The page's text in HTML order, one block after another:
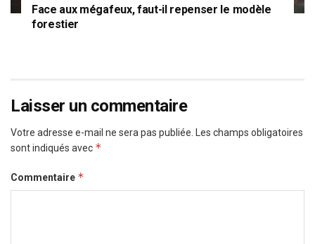
Face aux mégafeux, faut-il repenser le modèle
forestier
Laisser un commentaire
Votre adresse e-mail ne sera pas publiée.
Les champs obligatoires
sont indiqués avec *
Commentaire *